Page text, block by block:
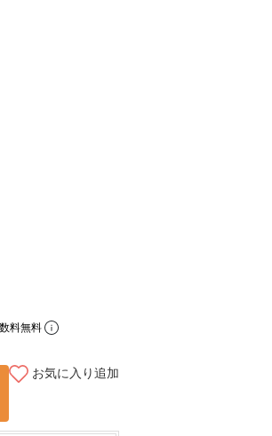
料無料
お気に入り追加